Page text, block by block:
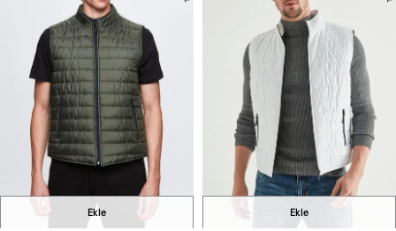
Ekle Ekle